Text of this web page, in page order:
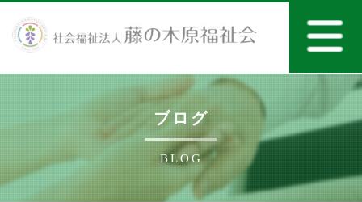
ブログ
BLOG